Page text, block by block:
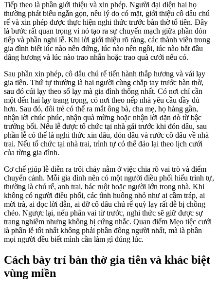
Tiếp theo là phần giới thiệu và xin phép. Người đại diện hai họ
thường phát biểu ngắn gọn, nêu lý do có mặt, giới thiệu cô dâu chú
rể và xin phép được thực hiện nghi thức trước bàn thờ tổ tiên. Đây
là bước rất quan trọng vì nó tạo ra sự chuyển mạch giữa phần đón
tiếp và phần nghi lễ. Khi lời giới thiệu rõ ràng, các thành viên trong
gia đình biết lúc nào nên đứng, lúc nào nên ngồi, lúc nào bắt đầu
dâng hương và lúc nào trao nhẫn hoặc trao quà cưới nếu có.
Sau phần xin phép, cô dâu chú rể tiến hành thắp hương và vái lạy
gia tiên. Thứ tự thường là hai người cùng chắp tay trước bàn thờ,
sau đó cúi lạy theo số lạy mà gia đình thống nhất. Có nơi chỉ cần
một đến hai lạy trang trọng, có nơi theo nếp nhà yêu cầu đầy đủ
hơn. Sau đó, đôi trẻ có thể ra mắt ông bà, cha mẹ, họ hàng gần,
nhận lời chúc phúc, nhận quà mừng hoặc nhận lời dặn dò từ bậc
trưởng bối. Nếu lễ được tổ chức tại nhà gái trước khi đón dâu, sau
phần lễ có thể là nghi thức xin dâu, đón dâu và rước cô dâu về nhà
trai. Nếu tổ chức tại nhà trai, trình tự có thể đảo lại theo lịch cưới
của từng gia đình.
Cơ chế giúp lễ diễn ra trôi chảy nằm ở việc chia rõ vai trò và điểm
chuyển cảnh. Mỗi gia đình nên có một người điều phối hiểu trình tự,
thường là chú rể, anh trai, bác ruột hoặc người lớn trong nhà. Khi
không có người điều phối, các tình huống nhỏ như ai cầm tráp, ai
mời trà, ai đọc lời dẫn, ai đỡ cô dâu chú rể quỳ lạy rất dễ bị chồng
chéo. Ngược lại, nếu phân vai từ trước, nghi thức sẽ giữ được sự
trang nghiêm nhưng không bị cứng nhắc. Quan điểm Mẹo tiệc cưới
là phần lễ tốt nhất không phải phần đông người nhất, mà là phần
mọi người đều biết mình cần làm gì đúng lúc.
Cách bày trí bàn thờ gia tiên và khác biệt
vùng miền